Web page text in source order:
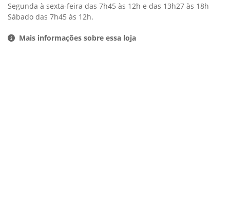
Segunda à sexta-feira das 7h45 às 12h e das 13h27 às 18h
Sábado das 7h45 às 12h.
Mais informações sobre essa loja